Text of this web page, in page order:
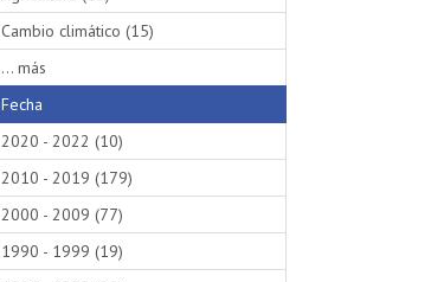
Cambio climático (15)
... más
Fecha
2020 - 2022 (10)
2010 - 2019 (179)
2000 - 2009 (77)
1990 - 1999 (19)